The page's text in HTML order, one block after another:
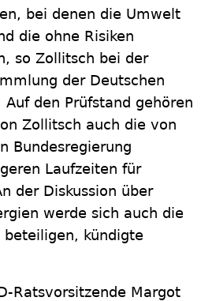
bei denen die Umwelt
die ohne Risiken
so Zollitsch bei der
der Deutschen
Auf den Prüfstand gehören
Zollitsch auch die von
Bundesregierung
Laufzeiten für
der Diskussion über
werde sich auch die
beteiligen, kündigte
Ratsvorsitzende Margot